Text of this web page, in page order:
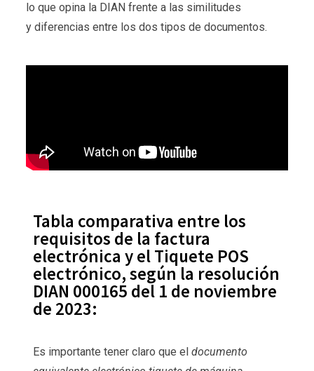
lo que opina la DIAN frente a las similitudes
y diferencias entre los dos tipos de documentos.
Tabla comparativa entre los
requisitos de la factura
electrónica y el Tiquete POS
electrónico, según la resolución
DIAN 000165 del 1 de noviembre
de 2023:
Es importante tener claro que el documento